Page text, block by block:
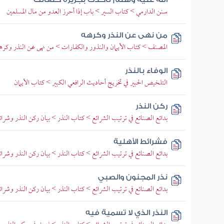
سنن الدارمي > كتاب السير > باب إذا أحرز العدو من مال المسلمين
من نهى عن النذر وكرهه
المصنف > كتاب الأيمان والنذور والكفارات > من نهى عن النذر
الوفاء بالنذر
التلخيص الحبير في تخريج أحاديث الرافعي الكبير > كتاب الأيمان
ركن النذر
بدائع الصنائع في ترتيب الشرائع > كتاب النذر > بيان ركن النذر
فشرائط الأهلية
بدائع الصنائع في ترتيب الشرائع > كتاب النذر > بيان ركن النذر
نذر المجنون والصبي
بدائع الصنائع في ترتيب الشرائع > كتاب النذر > بيان ركن النذر
النذر الذي لا تسمية فيه